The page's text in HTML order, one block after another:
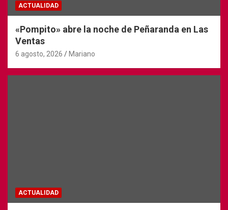
ACTUALIDAD
«Pompito» abre la noche de Peñaranda en Las
Ventas
6 agosto, 2026 Mariano
ACTUALIDAD